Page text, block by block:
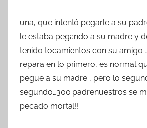
una, que intentó pegarle a su
le estaba pegando a su madre y
tenido tocamientos con su amigo
repara en lo primero, es normal
pegue a su madre , pero lo
segundo…300 padrenuestros se
pecado mortal!!